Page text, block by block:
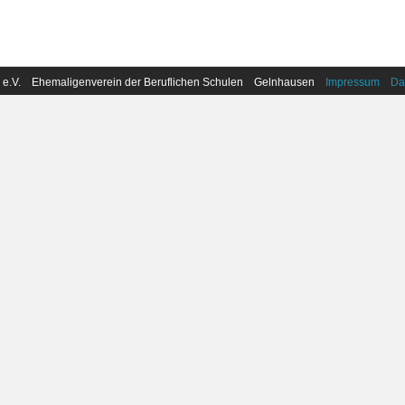
e.V. Ehemaligenverein der Beruflichen Schulen Gelnhausen Impressum